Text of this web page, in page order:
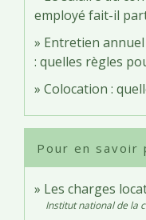
employé fait-il
Entretien
: quelles règles
Colocation :
Pour en savoir
Les charges
Institut national de la